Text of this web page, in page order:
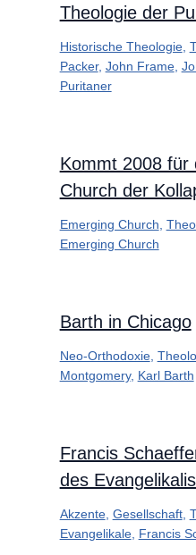
Theologie der
Historische Theologie,
Packer, John Frame,
Puritaner
Kommt 2008 für
Church der
Emerging Church
Emerging Church
Barth in Chicago
Neo-Orthodoxie,
Montgomery, Karl Barth
Francis
des
Akzente, Gesellschaft,
Evangelikale, Francis